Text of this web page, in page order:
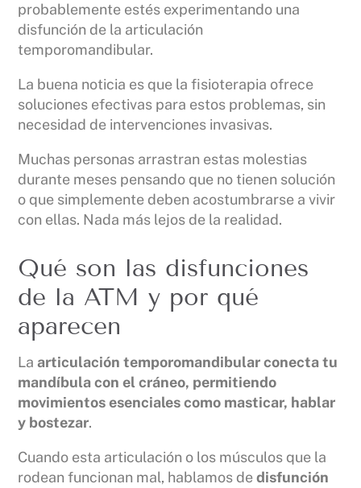
probablemente estés experimentando una
disfunción de la articulación
temporomandibular.
La buena noticia es que la fisioterapia ofrece
soluciones efectivas para estos problemas, sin
necesidad de intervenciones invasivas.
Muchas personas arrastran estas molestias
durante meses pensando que no tienen solución
o que simplemente deben acostumbrarse a vivir
con ellas. Nada más lejos de la realidad.
Qué son las disfunciones
de la ATM y por qué
aparecen
Laarticulación temporomandibular conecta tu
mandíbula con el cráneo, permitiendo
movimientos esenciales como masticar, hablar
y bostezar.
Cuando esta articulación o los músculos que la
rodean funcionan mal, hablamos dedisfunción